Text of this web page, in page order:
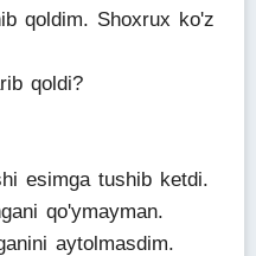
qoldim. Shoxrux ko'z
qoldi?
esimga tushib ketdi.
qo'ymayman.
aytolmasdim.